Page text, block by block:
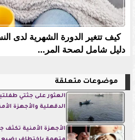
كيف تتغير الدورة الشهرية لدى
دليل شامل لصحة المر...
موضوعات متعلقة
العثور على جثتي
الدقهلية والأجهزة
الأجهزة الأمنية